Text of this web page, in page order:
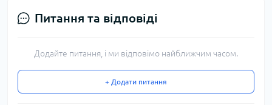
Питання та відповіді
Додайте питання, і ми відповімо найближчим часом.
+ Додати питання